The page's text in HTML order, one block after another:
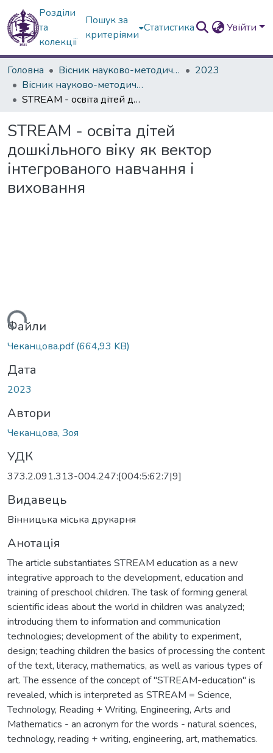
Розділи
та
колекції
Пошук за
критеріями
Статистика Увійти
Головна Вісник науково-методичних досліджень ВГПК
2023
Вісник науково-методичних досліджень ВГПК № 2 (43)
STREAM - освіта дітей дошкільного віку як вектор інтегрованого навчання і виховання
STREAM - освіта дітей
дошкільного віку як вектор
інтегрованого навчання і
виховання
Файли
Чеканцова.pdf(664,93 KB)
Дата
2023
Автори
Чеканцова, Зоя
УДК
373.2.091.313-004.247:[004:5:62:7|9]
Видавець
Вінницька міська друкарня
Анотація
The article substantiates STREAM education as a new
integrative approach to the development, education and
training of preschool children. The task of forming general
scientific ideas about the world in children was analyzed;
introducing them to information and communication
technologies; development of the ability to experiment,
design; teaching children the basics of processing the content
of the text, literacy, mathematics, as well as various types of
art. The essence of the concept of "STREAM-education" is
revealed, which is interpreted as STREAM = Science,
Technology, Reading + Writing, Engineering, Arts and
Mathematics - an acronym for the words - natural sciences,
technology, reading + writing, engineering, art, mathematics.